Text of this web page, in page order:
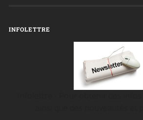
INFOLETTRE